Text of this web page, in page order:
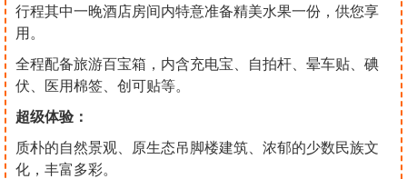
行程其中一晚酒店房间内特意准备精美水果一份，供您享
用。
全程配备旅游百宝箱，内含充电宝、自拍杆、晕车贴、碘
伏、医用棉签、创可贴等。
超级体验：
质朴的自然景观、原生态吊脚楼建筑、浓郁的少数民族文
化，丰富多彩。